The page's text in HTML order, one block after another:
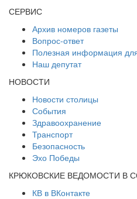
СЕРВИС
Архив номеров газеты
Вопрос-ответ
Полезная информация
Наш депутат
НОВОСТИ
Новости столицы
События
Здравоохранение
Транспорт
Безопасность
Эхо Победы
КРЮКОВСКИЕ ВЕДОМОСТИ В
КВ в ВКонтакте